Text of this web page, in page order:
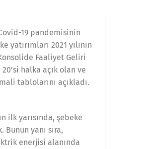
19 pandemisinin
2021 yılının
Faaliyet Geliri
halka açık olan ve
tablolarını açıkladı.
ilk yarısında, şebeke
Bunun yanı sıra,
enerjisi alanında